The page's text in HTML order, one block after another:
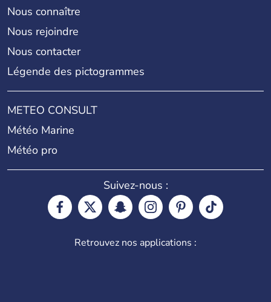
Nous connaître
Nous rejoindre
Nous contacter
Légende des pictogrammes
METEO CONSULT
Météo Marine
Météo pro
Suivez-nous :
Retrouvez nos applications :